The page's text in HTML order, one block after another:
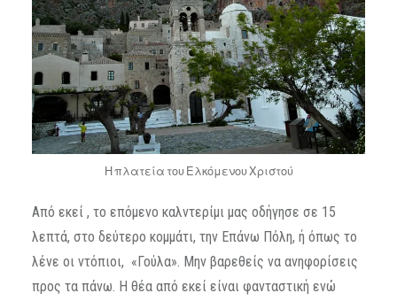
Η πλατεία του Ελκόμενου Χριστού
Από εκεί , το επόμενο καλντερίμι μας οδήγησε σε 15
λεπτά, στο δεύτερο κομμάτι, την Επάνω Πόλη, ή όπως το
λένε οι ντόπιοι, «Γούλα». Μην βαρεθείς να ανηφορίσεις
προς τα πάνω. Η θέα από εκεί είναι φανταστική ενώ